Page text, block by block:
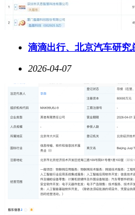
滴滴出行、北京汽车研究
2026-04-07